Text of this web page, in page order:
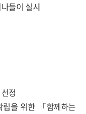
들이 실시
정
을 위한 「함께하는